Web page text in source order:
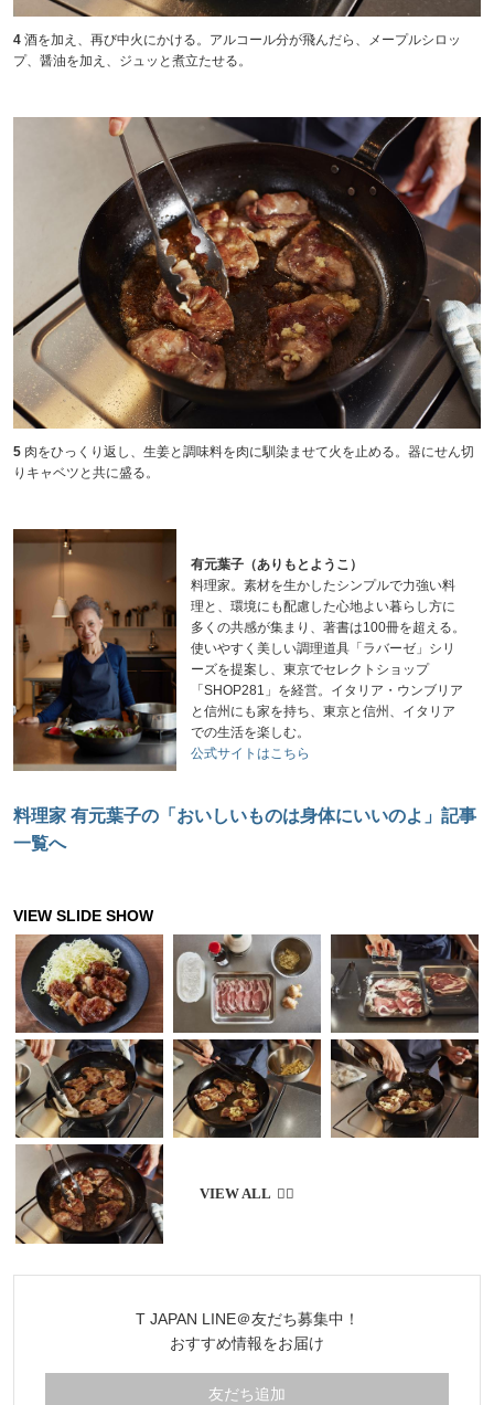
4 酒を加え、再び中火にかける。アルコール分が飛んだら、メープルシロッ
プ、醤油を加え、ジュッと煮立たせる。
5 肉をひっくり返し、生姜と調味料を肉に馴染ませて火を止める。器にせん切
りキャベツと共に盛る。
有元葉子（ありもとようこ）
料理家。素材を生かしたシンプルで力強い料
理と、環境にも配慮した心地よい暮らし方に
多くの共感が集まり、著書は100冊を超える。
使いやすく美しい調理道具「ラバーゼ」シリ
ーズを提案し、東京でセレクトショップ
「SHOP281」を経営。イタリア・ウンブリア
と信州にも家を持ち、東京と信州、イタリア
での生活を楽しむ。
公式サイトはこちら
料理家 有元葉子の「おいしいものは身体にいいのよ」記事
一覧へ
T JAPAN LINE＠友だち募集中！
おすすめ情報をお届け
友だち追加